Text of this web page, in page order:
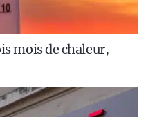
mois de chaleur,